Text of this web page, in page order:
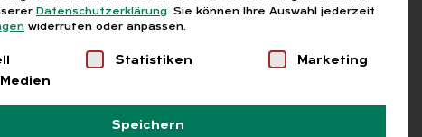
Datenschutzerklärung. Sie können Ihre Auswahl jederzeit
widerrufen oder anpassen.
Liste der Service-Gruppen, für die eine
Statistiken
Marketing
Speichern